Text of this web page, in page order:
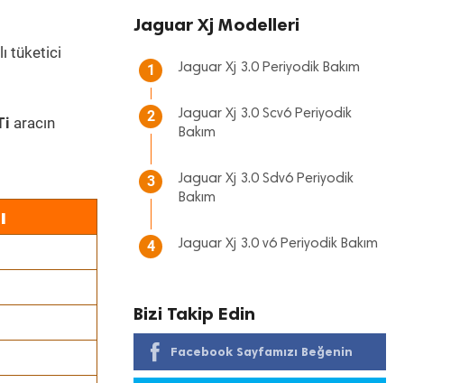
tüketici
aracın
Jaguar Xj Modelleri
1 Jaguar Xj 3.0 Periyodik Bakım
2
Jaguar Xj 3.0 Scv6 Periyodik
Bakım
3
Jaguar Xj 3.0 Sdv6 Periyodik
Bakım
4 Jaguar Xj 3.0 v6 Periyodik Bakım
Bizi Takip Edin
Facebook Sayfamızı Beğenin